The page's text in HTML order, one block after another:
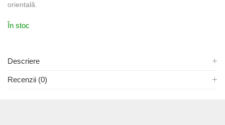
orientală.
În stoc
Descriere
Recenzii (0)